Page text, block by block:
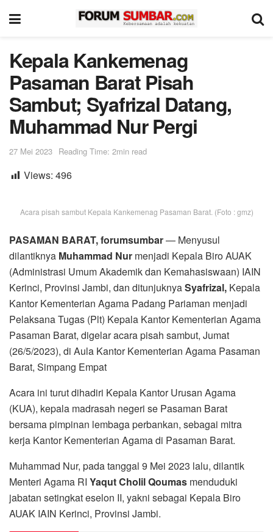
Kepala Kankemenag
Pasaman Barat Pisah
Sambut; Syafrizal Datang,
Muhammad Nur Pergi
27 Mei 2023 Reading Time: 2min read
Views: 496
Acara pisah sambut Kepala Kankemenag Pasaman Barat. (Foto : gmz)
PASAMAN BARAT, forumsumbar— Menyusul
dilantiknya Muhammad Nur menjadi Kepala Biro AUAK
(Administrasi Umum Akademik dan Kemahasiswaan) IAIN
Kerinci, Provinsi Jambi, dan ditunjuknyaSyafrizal, Kepala
Kantor Kementerian Agama Padang Pariaman menjadi
Pelaksana Tugas (Plt) Kepala Kantor Kementerian Agama
Pasaman Barat, digelar acara pisah sambut, Jumat
(26/5/2023), di Aula Kantor Kementerian Agama Pasaman
Barat, Simpang Empat
Acara ini turut dihadiri Kepala Kantor Urusan Agama
(KUA), kepala madrasah negeri se Pasaman Barat
bersama pimpinan lembaga perbankan, sebagai mitra
kerja Kantor Kementerian Agama di Pasaman Barat.
Muhammad Nur, pada tanggal 9 Mei 2023 lalu, dilantik
Menteri Agama RI Yaqut Cholil Qoumas menduduki
jabatan setingkat eselon II, yakni sebagai Kepala Biro
AUAK IAIN Kerinci, Provinsi Jambi.